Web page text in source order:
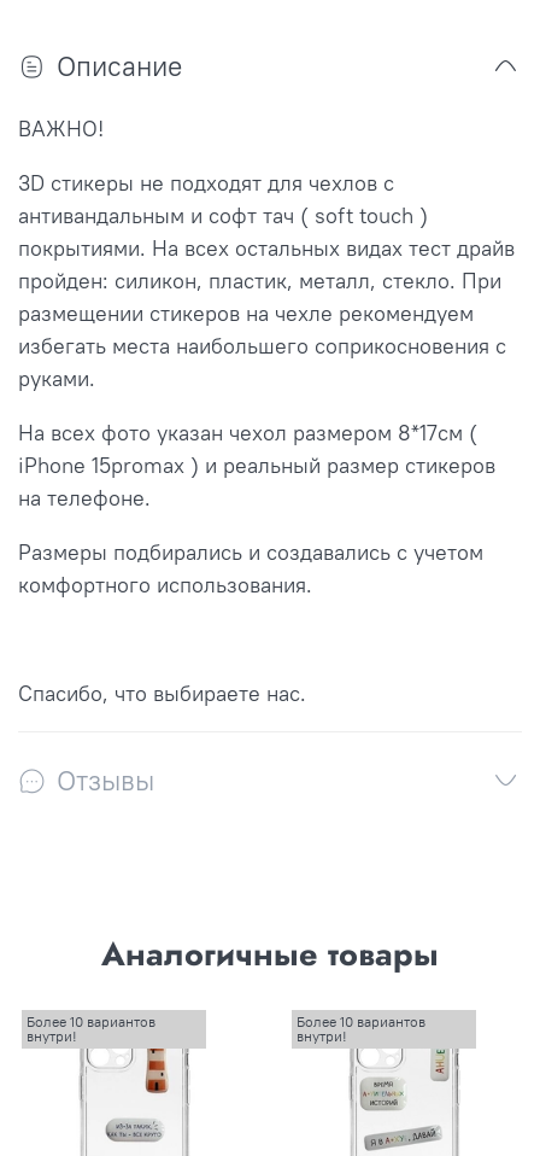
Описание
ВАЖНО!
3D стикеры не подходят для чехлов с
антивандальным и софт тач ( soft touch )
покрытиями. На всех остальных видах тест драйв
пройден: силикон, пластик, металл, стекло. При
размещении стикеров на чехле рекомендуем
избегать места наибольшего соприкосновения с
руками.
На всех фото указан чехол размером 8*17см (
iPhone 15promax ) и реальный размер стикеров
на телефоне.
Размеры подбирались и создавались с учетом
комфортного использования.
Спасибо, что выбираете нас.
Отзывы
Аналогичные товары
Более 10 вариантов
внутри!
Более 10 вариантов
внутри!